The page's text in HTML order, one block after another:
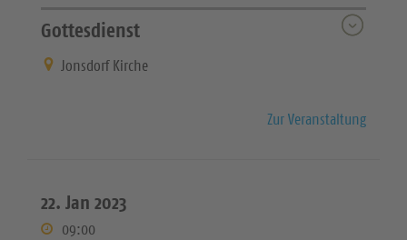
Gottesdienst
Jonsdorf Kirche
Zur Veranstaltung
22. Jan 2023
09:00